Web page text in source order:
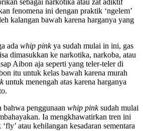
sebagai narkotika atau zat adiktif
fenomena ini dengan praktik ‘ngelem’
kalangan bawah karena harganya yang
ada whip pinkya sudah mulai in ini, gas
dimasukkan ke narkotika, narkoba, atau
Aibon aja seperti yang teler-teler di
itu untuk kelas bawah karena murah
untuk menengah atas karena harganya
penggunaan whip pinksudah mulai
Ia mengkhawatirkan tren ini
atau kehilangan kesadaran sementara